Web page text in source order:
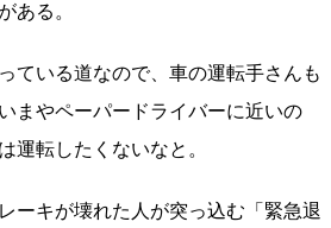
ある。
ている道なので、車の運転手さんも
まやペーパードライバーに近いの
運転したくないなと。
ーキが壊れた人が突っ込む「緊急退